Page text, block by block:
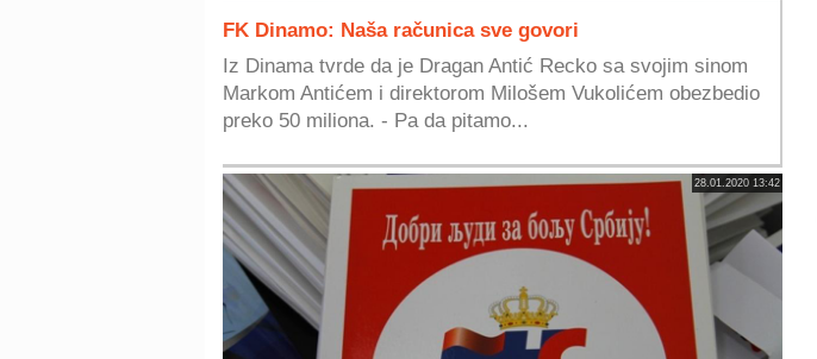
FK Dinamo: Naša računica sve govori
Iz Dinama tvrde da je Dragan Antić Recko sa svojim sinom
Markom Antićem i direktorom Milošem Vukolićem obezbedio
preko 50 miliona. - Pa da pitamo...
28.01.2020 13:42